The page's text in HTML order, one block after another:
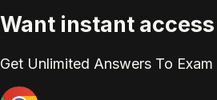
Want instant
Get Unlimited Answers To